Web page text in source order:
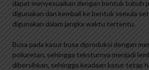
dapat menyesuaikan dengan bentuk tubuh
digunakan dan kembali ke bentuk semula
digunakan dalam jangka waktu tertentu.
Busa pada kasur busa diproduksi dengan
poliuretan, sehingga teksturnya menjadi
dibersihkan, sehingga keadaan kasur tetap